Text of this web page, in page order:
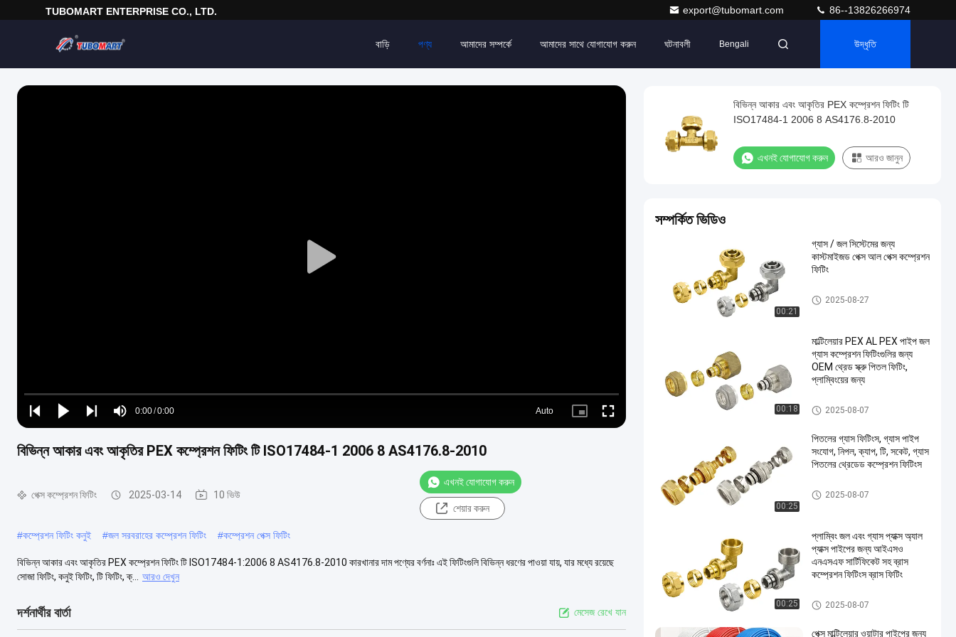
TUBOMART ENTERPRISE CO., LTD. export@tubomart.com 86--13826266974
বাড়ি পণ্য আমাদের সম্পর্কে আমাদের সাথে যোগাযোগ করুন ঘটনাবলী Bengali উদ্ধৃতি
Play
Play
Play
Play
Mute
Time
0:00/0:00
Loaded:
0%
Auto
Picture- Fullscreen
বিভিন্ন আকার এবং আকৃতির PEX কম্প্রেশন ফিটিং টি ISO17484-1 2006 8 AS4176.8-2010
পেক্স কম্প্রেশন ফিটিং 2025-03-14 10 ভিউ
এখনই যোগাযোগ করুন
শেয়ার করুন
#কম্প্রেশন ফিটিং কনুই #জল সরবরাহের কম্প্রেশন ফিটিং #কম্প্রেশন পেক্স ফিটিং
বিভিন্ন আকার এবং আকৃতির PEX কম্প্রেশন ফিটিং টি ISO17484-1:2006 8 AS4176.8-2010 কারখানার দাম পণ্যের বর্ণনাঃ এই ফিটিংগুলি বিভিন্ন ধরণের পাওয়া যায়, যার মধ্যে রয়েছে
সোজা ফিটিং, কনুই ফিটিং, টি ফিটিং, ক্...
আরও দেখুন
দর্শনার্থীর বার্তা মেসেজ রেখে যান
বিভিন্ন আকার এবং আকৃতির PEX কম্প্রেশন ফিটিং টি
ISO17484-1 2006 8 AS4176.8-2010
এখনই যোগাযোগ করুন আরও জানুন
সম্পর্কিত ভিডিও
00:21
গ্যাস / জল সিস্টেমের জন্য
কাস্টমাইজড পেক্স আল পেক্স কম্প্রেশন
ফিটিং
পেক্স কম্প্রেশন ফিটিং
2025-08-27
00:18
মাল্টিলেয়ার PEX AL PEX পাইপ জল
গ্যাস কম্প্রেশন ফিটিংগুলির জন্য
OEM থ্রেড স্ক্রু পিতল ফিটিং,
প্লাম্বিংয়ের জন্য
পেক্স কম্প্রেশন ফিটিং
2025-08-07
00:25
পিতলের গ্যাস ফিটিংস, গ্যাস পাইপ
সংযোগ, নিপল, ক্যাপ, টি, সকেট, গ্যাস
পিতলের থ্রেডেড কম্প্রেশন ফিটিংস
পেক্স কম্প্রেশন ফিটিং
2025-08-07
00:25
প্লাম্বিং জল এবং গ্যাস প্যাক্স অ্যাল
প্যাক্স পাইপের জন্য আইএসও
এনএসএফ সার্টিফিকেট সহ ব্রাস
কম্প্রেশন ফিটিংস ব্রাস ফিটিং
পেক্স কম্প্রেশন ফিটিং
2025-08-07
পেক্স মাল্টিলেয়ার ওয়াটার পাইপের জন্য